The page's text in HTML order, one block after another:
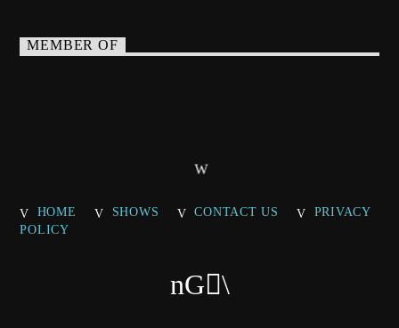
MEMBER OF
HOME SHOWS CONTACT US
PRIVACY
POLICY